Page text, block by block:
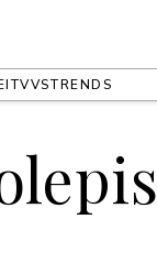
ITVVSTRENDS